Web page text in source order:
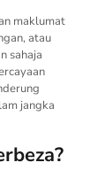
maklumat
atau
sahaja
jangka